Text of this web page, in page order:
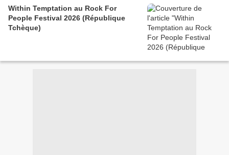
Within Temptation au Rock For
People Festival 2026 (République
Tchèque)